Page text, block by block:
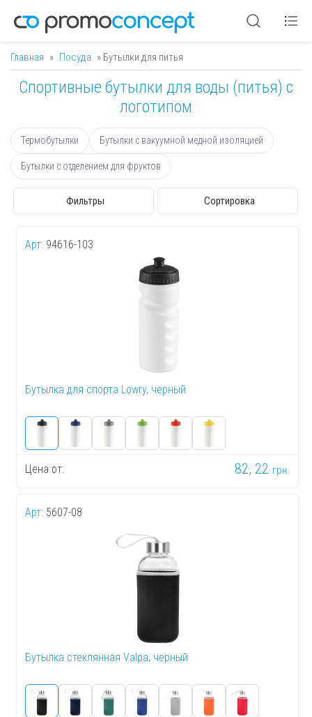
Вы здесь
Главная » Посуда » Бутылки для питья
Спортивные бутылки для воды (питья) с
логотипом
Термобутылки Бутылки с вакуумной медной изоляцией
Бутылки с отделением для фруктов
Фильтры Сортировка
Арт: 94616-103
Бутылка для спорта Lowry, черный
Цена от: 82, 22 грн.
Арт: 5607-08
Бутылка стеклянная Valpa, черный